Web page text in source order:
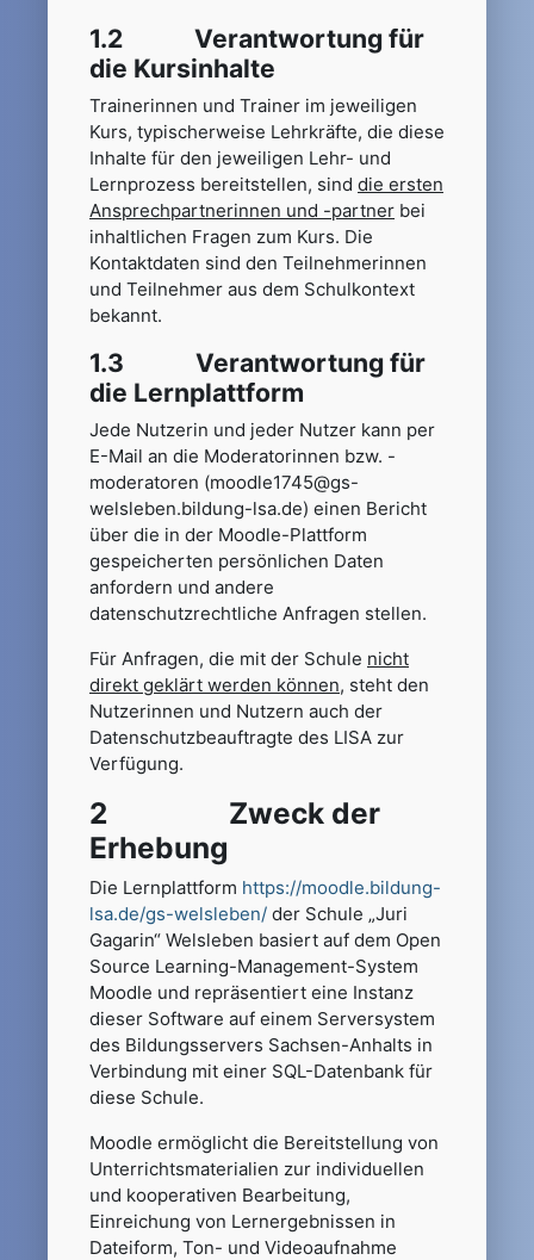
1.2 Verantwortung für
die Kursinhalte
Trainerinnen und Trainer im jeweiligen
Kurs, typischerweise Lehrkräfte, die diese
Inhalte für den jeweiligen Lehr- und
Lernprozess bereitstellen, sind die ersten
Ansprechpartnerinnen und -partner bei
inhaltlichen Fragen zum Kurs. Die
Kontaktdaten sind den Teilnehmerinnen
und Teilnehmer aus dem Schulkontext
bekannt.
1.3 Verantwortung für
die Lernplattform
Jede Nutzerin und jeder Nutzer kann per
E-Mail an die Moderatorinnen bzw. -
moderatoren (moodle1745@gs-
welsleben.bildung-lsa.de) einen Bericht
über die in der Moodle-Plattform
gespeicherten persönlichen Daten
anfordern und andere
datenschutzrechtliche Anfragen stellen.
Für Anfragen, die mit der Schule nicht
direkt geklärt werden können, steht den
Nutzerinnen und Nutzern auch der
Datenschutzbeauftragte des LISA zur
Verfügung.
2 Zweck der
Erhebung
Die Lernplattform https://moodle.bildung-
lsa.de/gs-welsleben/ der Schule „Juri
Gagarin“ Welsleben basiert auf dem Open
Source Learning-Management-System
Moodle und repräsentiert eine Instanz
dieser Software auf einem Serversystem
des Bildungsservers Sachsen-Anhalts in
Verbindung mit einer SQL-Datenbank für
diese Schule.
Moodle ermöglicht die Bereitstellung von
Unterrichtsmaterialien zur individuellen
und kooperativen Bearbeitung,
Einreichung von Lernergebnissen in
Dateiform, Ton- und Videoaufnahme